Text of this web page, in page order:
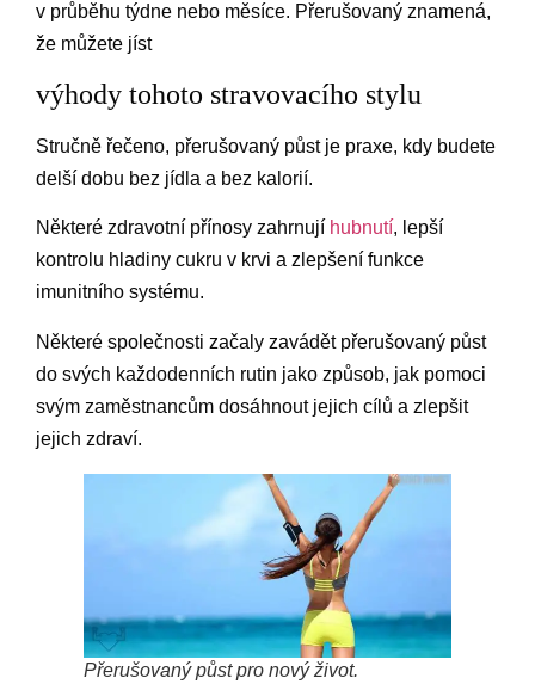
v průběhu týdne nebo měsíce. Přerušovaný znamená,
že můžete jíst
výhody tohoto stravovacího stylu
Stručně řečeno, přerušovaný půst je praxe, kdy budete
delší dobu bez jídla a bez kalorií.
Některé zdravotní přínosy zahrnují hubnutí, lepší
kontrolu hladiny cukru v krvi a zlepšení funkce
imunitního systému.
Některé společnosti začaly zavádět přerušovaný půst
do svých každodenních rutin jako způsob, jak pomoci
svým zaměstnancům dosáhnout jejich cílů a zlepšit
jejich zdraví.
Přerušovaný půst pro nový život.